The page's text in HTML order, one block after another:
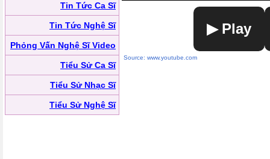
Tin Tức Ca Sĩ
Tin Tức Nghệ Sĩ
Phỏng Vấn Nghệ Sĩ Video
Tiểu Sử Ca Sĩ
Tiểu Sử Nhạc Sĩ
Tiểu Sử Nghệ Sĩ
▶ Play
Source: www.youtube.com